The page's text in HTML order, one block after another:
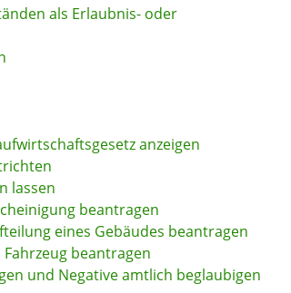
als Erlaubnis- oder
anzeigen
lassen
beantragen
eines Gebäudes beantragen
beantragen
und Negative amtlich beglaubigen